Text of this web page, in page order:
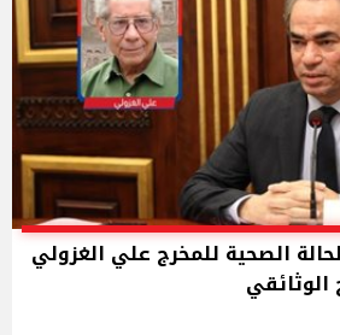
الصحية للمخرج علي الغزولي
الوثائقي